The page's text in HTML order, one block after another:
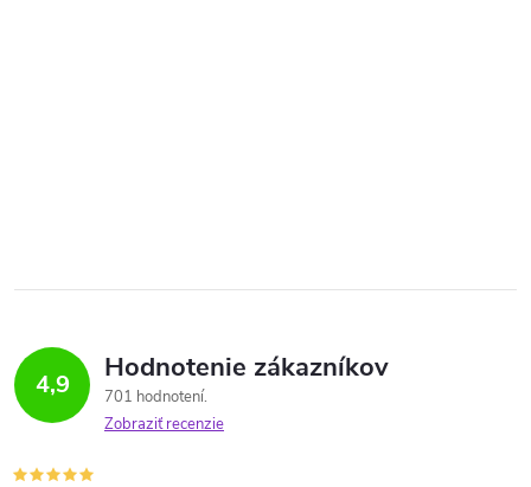
4,9 Hodnotenie zákazníkov
701 hodnotení
Zobraziť recenzie